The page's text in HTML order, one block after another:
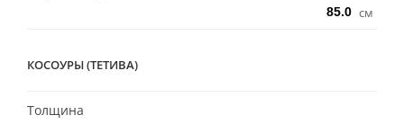
см
КОСОУРЫ (ТЕТИВА)
Толщина